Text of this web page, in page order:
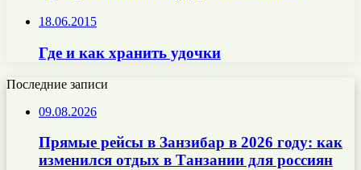
18.06.2015
Где и как хранить удочки
Последние записи
09.08.2026
Прямые рейсы в Занзибар в 2026 году: как
изменился отдых в Танзании для россиян